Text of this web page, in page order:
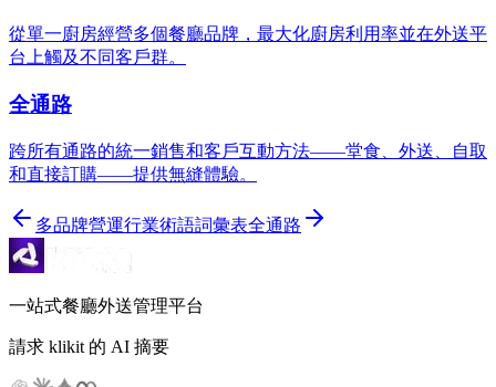
從單一廚房經營多個餐廳品牌，最大化廚房利用率並在外送平
台上觸及不同客戶群。
全通路
跨所有通路的統一銷售和客戶互動方法——堂食、外送、自取
和直接訂購——提供無縫體驗。
多品牌營運行業術語詞彙表全通路
一站式餐廳外送管理平台
請求 klikit 的 AI 摘要